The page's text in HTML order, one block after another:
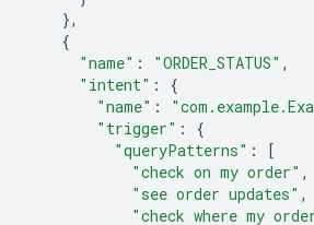
},
{
"name" : "ORDER_STATUS" ,
"intent" :
{
"name" :
"trigger" :
{
"queryPatterns" :
[
"check on my order" ,
"see order updates" ,
"check where my